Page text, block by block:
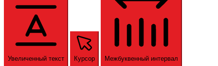
Увеличенный текст Курсор Межбуквенный интервал